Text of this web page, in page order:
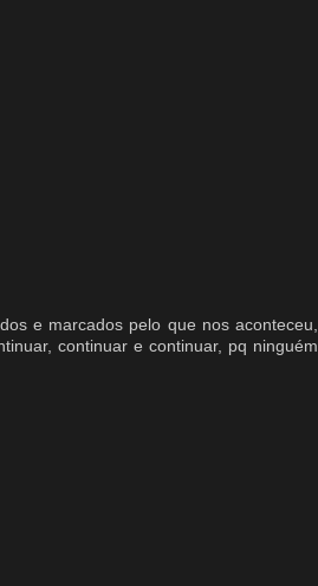
e marcados pelo que nos aconteceu,
continuar e continuar, pq ninguém